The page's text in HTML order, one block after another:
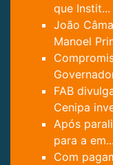
que Instit...
João
Manoel
FAB
Cenipa
Após
para a em...
Com